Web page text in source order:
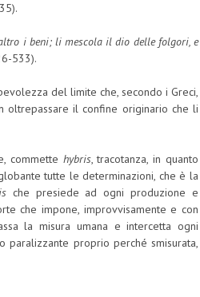
i beni; li mescola il dio delle folgori, e
533).
del limite che, secondo i Greci,
oltrepassare il confine originario che li
commette hybris, tracotanza, in quanto
tutte le determinazioni, che è la
che presiede ad ogni produzione e
che impone, improvvisamente e con
la misura umana e intercetta ogni
proprio perché smisurata,